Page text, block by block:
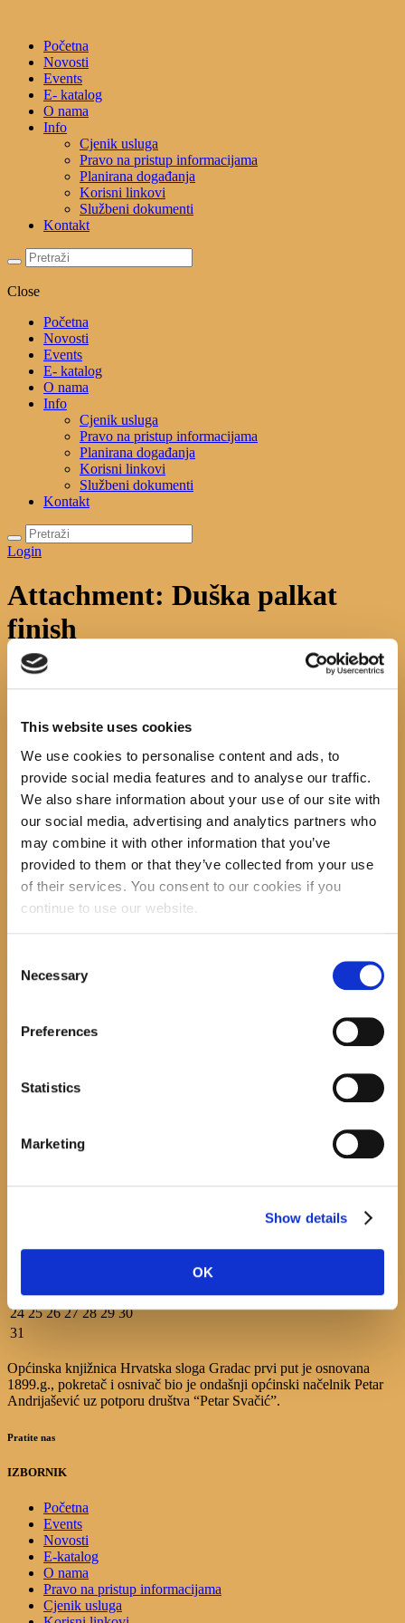
This website uses cookies
We use cookies to personalise content and ads, to
provide social media features and to analyse our traffic.
We also share information about your use of our site with
our social media, advertising and analytics partners who
may combine it with other information that you’ve
provided to them or that they’ve collected from your use
of their services. You consent to our cookies if you
continue to use our website.
Selection
Necessary
Preferences
Statistics
Marketing
Show details
OK
Početna
Novosti
Events
E- katalog
O nama
Info
Cjenik usluga
Pravo na pristup informacijama
Planirana događanja
Korisni linkovi
Službeni dokumenti
Kontakt
Close
Početna
Novosti
Events
E- katalog
O nama
Info
Cjenik usluga
Pravo na pristup informacijama
Planirana događanja
Korisni linkovi
Službeni dokumenti
Kontakt
Login
Attachment: Duška palkat
finish
Početna
Attachment: Duška palkat
finish
Duška palkat finish
Previous item 2.susret čitaj mi 2
item dražena...
No image description ...
Search
recent posts
Promocija zbirke pjesama "Iz staračkog domau Makarskoj"-poshumno Tihorad Mijo
July 20, 20260
Javni natječaj za imenovanje ravnatelja/ravnateljice Općinske knjižnice Hrvatska sloga
Gradac
4 5 6 7 8
9
17 18 19 20 21 22 23
24 25 26 27 28 29 30
31
Općinska knjižnica Hrvatska sloga Gradac prvi put je osnovana
1899.g., pokretač i osnivač bio je ondašnji općinski načelnik Petar
Andrijašević uz potporu društva “Petar Svačić”.
Pratite nas
IZBORNIK
Početna
Events
Novosti
E-katalog
O nama
Pravo na pristup informacijama
Cjenik usluga